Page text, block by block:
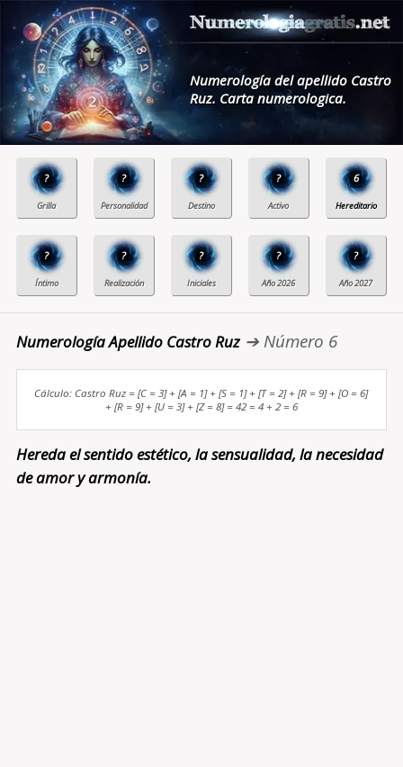
Numerología del apellido Castro
Ruz. Carta numerologica.
? ? ? ? 6
? ? ? ? ?
Numerología Apellido Castro Ruz➔ Número 6
Cálculo: Castro Ruz = [C = 3] + [A = 1] + [S = 1] + [T = 2] + [R = 9] + [O = 6]
+ [R = 9] + [U = 3] + [Z = 8] = 42 = 4 + 2 = 6
Hereda el sentido estético, la sensualidad, la necesidad
de amor y armonía.